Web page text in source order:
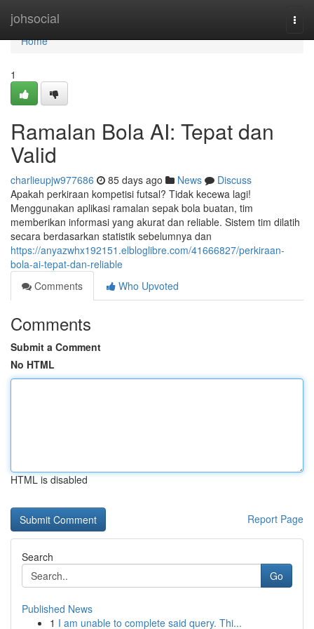
johsocial
Home
Home
1
Ramalan Bola AI: Tepat dan
Valid
charlieupjw977686 85 days ago News
Discuss
Apakah perkiraan kompetisi futsal? Tidak kecewa lagi!
Menggunakan aplikasi ramalan sepak bola buatan, tim
memberikan informasi yang akurat dan reliable. Sistem tim dilatih
secara berdasarkan statistik sebelumnya dan
https://anyazwhx192151.elbloglibre.com/41666827/perkiraan-
bola-ai-tepat-dan-reliable
Comments
Who Upvoted
Comments
Submit a Comment
No HTML
HTML is disabled
Report Page
Search
Go
Published News
1 I am unable to complete said query. Thi...